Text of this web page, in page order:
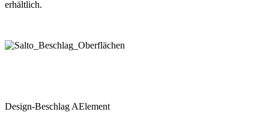
erhältlich.
Design-Beschlag AElement